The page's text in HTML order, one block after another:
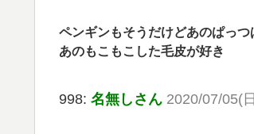
ペンギンもそうだけどあのぱっ
あのもこもこした毛皮が好き
998: 名無しさん 2020/07/05(